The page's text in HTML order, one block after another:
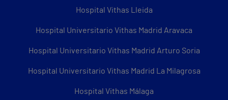
Hospital Vithas Lleida
Hospital Universitario Vithas Madrid Aravaca
Hospital Universitario Vithas Madrid Arturo Soria
Hospital Universitario Vithas Madrid La Milagrosa
Hospital Vithas Málaga